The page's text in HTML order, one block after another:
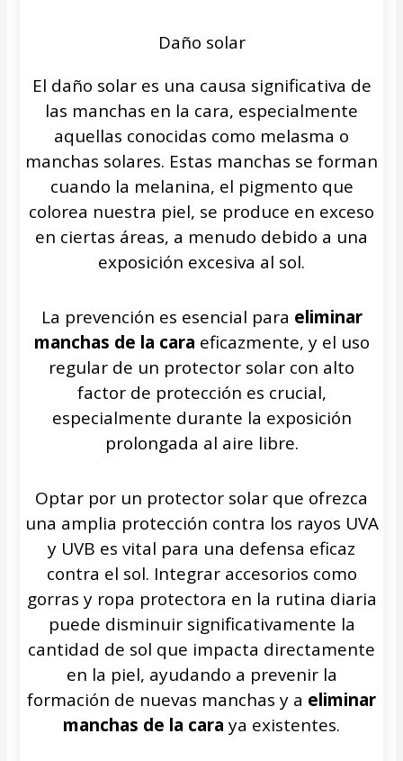
Daño solar
El daño solar es una causa significativa de
las manchas en la cara, especialmente
aquellas conocidas como melasma o
manchas solares. Estas manchas se forman
cuando la melanina, el pigmento que
colorea nuestra piel, se produce en exceso
en ciertas áreas, a menudo debido a una
exposición excesiva al sol.
La prevención es esencial para eliminar
manchas de la cara eficazmente, y el uso
regular de un protector solar con alto
factor de protección es crucial,
especialmente durante la exposición
prolongada al aire libre.
Optar por un protector solar que ofrezca
una amplia protección contra los rayos UVA
y UVB es vital para una defensa eficaz
contra el sol. Integrar accesorios como
gorras y ropa protectora en la rutina diaria
puede disminuir significativamente la
cantidad de sol que impacta directamente
en la piel, ayudando a prevenir la
formación de nuevas manchas y a eliminar
manchas de la cara ya existentes.